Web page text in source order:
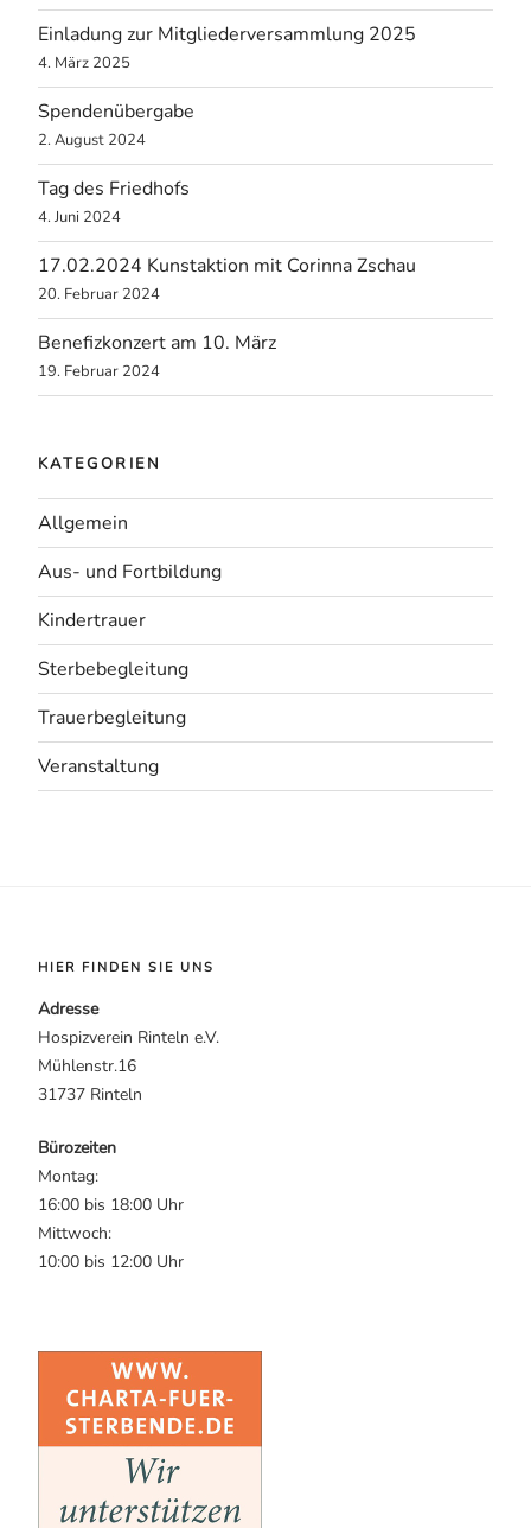
Einladung zur Mitgliederversammlung 2025
4. März 2025
Spendenübergabe
2. August 2024
Tag des Friedhofs
4. Juni 2024
17.02.2024 Kunstaktion mit Corinna Zschau
20. Februar 2024
Benefizkonzert am 10. März
19. Februar 2024
KATEGORIEN
Allgemein
Aus- und Fortbildung
Kindertrauer
Sterbebegleitung
Trauerbegleitung
Veranstaltung
HIER FINDEN SIE UNS
Adresse
Hospizverein Rinteln e.V.
Mühlenstr.16
31737 Rinteln
Bürozeiten
Montag:
16:00 bis 18:00 Uhr
Mittwoch:
10:00 bis 12:00 Uhr